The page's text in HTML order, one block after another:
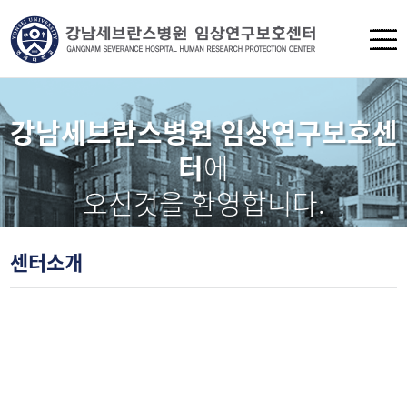
강남세브란스병원 임상연구보호센
터에
오신것을 환영합니다.
센터소개